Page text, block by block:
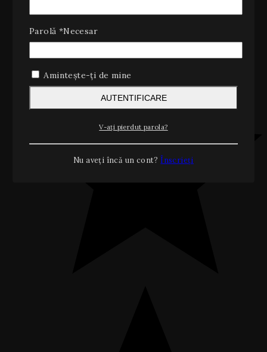
Parolă *Necesar
Amintește-ți de mine
AUTENTIFICARE
V-ați pierdut parola?
Nu aveți încă un cont? Înscrieți